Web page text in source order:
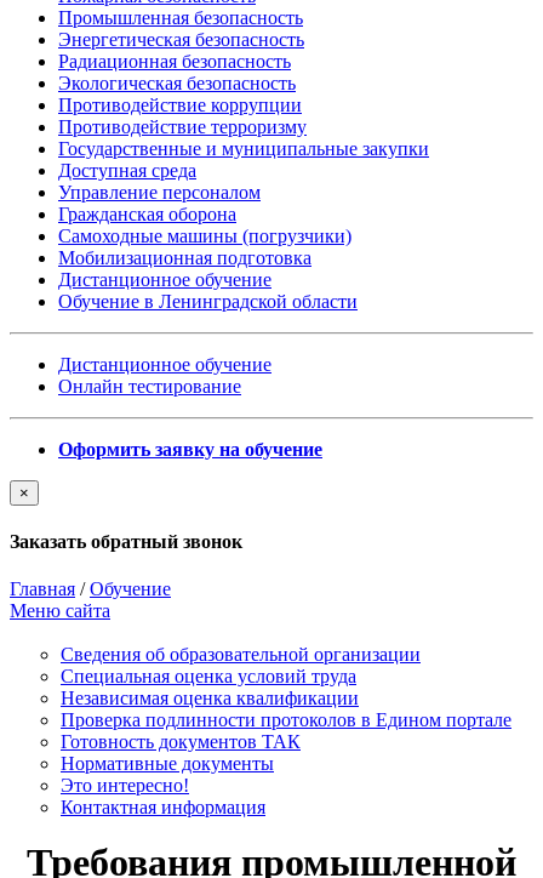
Промышленная безопасность
Энергетическая безопасность
Радиационная безопасность
Экологическая безопасность
Противодействие коррупции
Противодействие терроризму
Государственные и муниципальные закупки
Доступная среда
Управление персоналом
Гражданская оборона
Самоходные машины (погрузчики)
Мобилизационная подготовка
Дистанционное обучение
Обучение в Ленинградской области
Дистанционное обучение
Онлайн тестирование
Оформить заявку на обучение
×
Заказать обратный звонок
Главная /Обучение
Меню сайта
Сведения об образовательной организации
Cпециальная оценка условий труда
Независимая оценка квалификации
Проверка подлинности протоколов в Едином портале
Готовность документов ТАК
Нормативные документы
Это интересно!
Контактная информация
Требования промышленной